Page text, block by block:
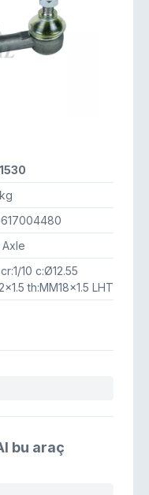
10 c:Ø12.55
th:MM18x1.5 LHT
bu araç